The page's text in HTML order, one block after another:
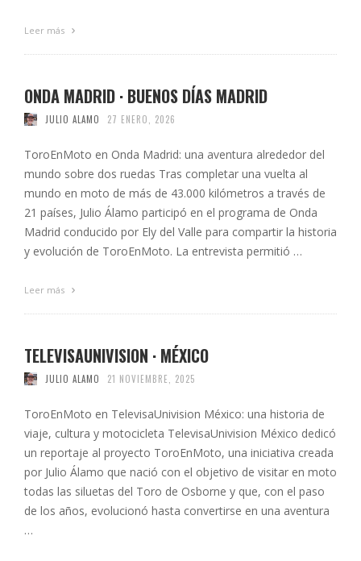
Leer más
ONDA MADRID · BUENOS DÍAS MADRID
JULIO ALAMO 27 ENERO, 2026
ToroEnMoto en Onda Madrid: una aventura alrededor del
mundo sobre dos ruedas Tras completar una vuelta al
mundo en moto de más de 43.000 kilómetros a través de
21 países, Julio Álamo participó en el programa de Onda
Madrid conducido por Ely del Valle para compartir la historia
y evolución de ToroEnMoto. La entrevista permitió …
Leer más
TELEVISAUNIVISION · MÉXICO
JULIO ALAMO 21 NOVIEMBRE, 2025
ToroEnMoto en TelevisaUnivision México: una historia de
viaje, cultura y motocicleta TelevisaUnivision México dedicó
un reportaje al proyecto ToroEnMoto, una iniciativa creada
por Julio Álamo que nació con el objetivo de visitar en moto
todas las siluetas del Toro de Osborne y que, con el paso
de los años, evolucionó hasta convertirse en una aventura
…